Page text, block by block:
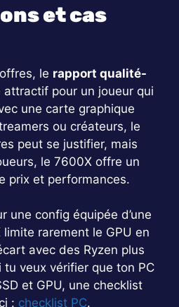
et cas
le rapport qualité-
pour un joueur qui
une carte graphique
ou créateurs, le
peut se justifier, mais
le 7600X offre un
prix et performances.
une config équipée d’une
rarement le GPU en
avec des Ryzen plus
veux vérifier que ton PC
et GPU, une checklist
: checklist PC.